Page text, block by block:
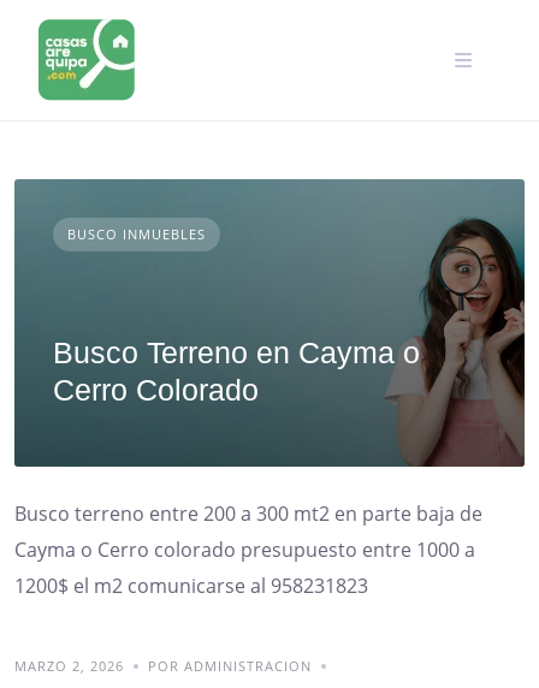
content
BUSCO INMUEBLES
Busco Terreno en Cayma o
Cerro Colorado
Busco terreno entre 200 a 300 mt2 en parte baja de
Cayma o Cerro colorado presupuesto entre 1000 a
1200$ el m2 comunicarse al 958231823
MARZO 2, 2026
POR ADMINISTRACION